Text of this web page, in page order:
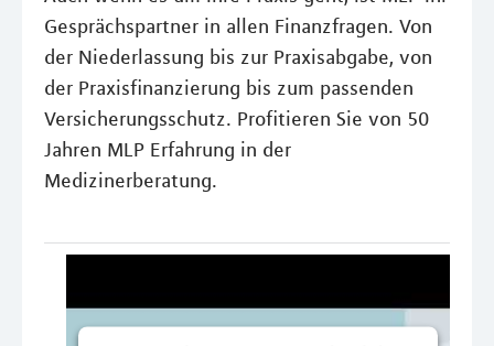
Gesprächspartner in allen Finanzfragen. Von
der Niederlassung bis zur Praxisabgabe, von
der Praxisfinanzierung bis zum passenden
Versicherungsschutz. Profitieren Sie von 50
Jahren MLP Erfahrung in der
Medizinerberatung.